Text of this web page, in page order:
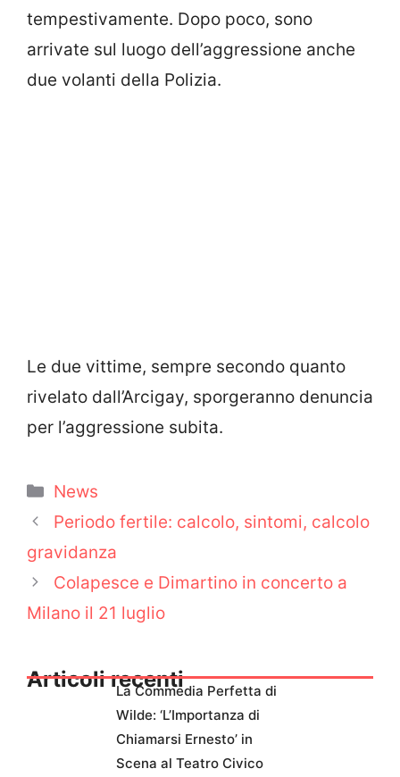
tempestivamente. Dopo poco, sono
arrivate sul luogo dell’aggressione anche
due volanti della Polizia.
Le due vittime, sempre secondo quanto
rivelato dall’Arcigay, sporgeranno denuncia
per l’aggressione subita.
Categorie
News
Periodo fertile: calcolo, sintomi, calcolo
gravidanza
Colapesce e Dimartino in concerto a
Milano il 21 luglio
Articoli recentiLa Commedia Perfetta di
Wilde: ‘L’Importanza di
Chiamarsi Ernesto’ in
Scena al Teatro Civico